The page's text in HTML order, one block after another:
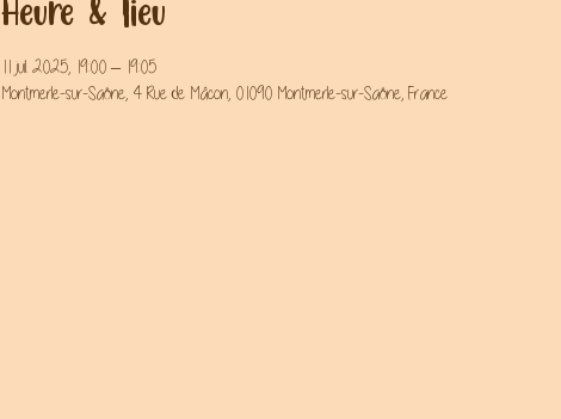
Heure & lieu
11 juil. 2025, 19:00 – 19:05
Montmerle-sur-Saône, 4 Rue de Mâcon, 01090 Montmerle-sur-Saône, France